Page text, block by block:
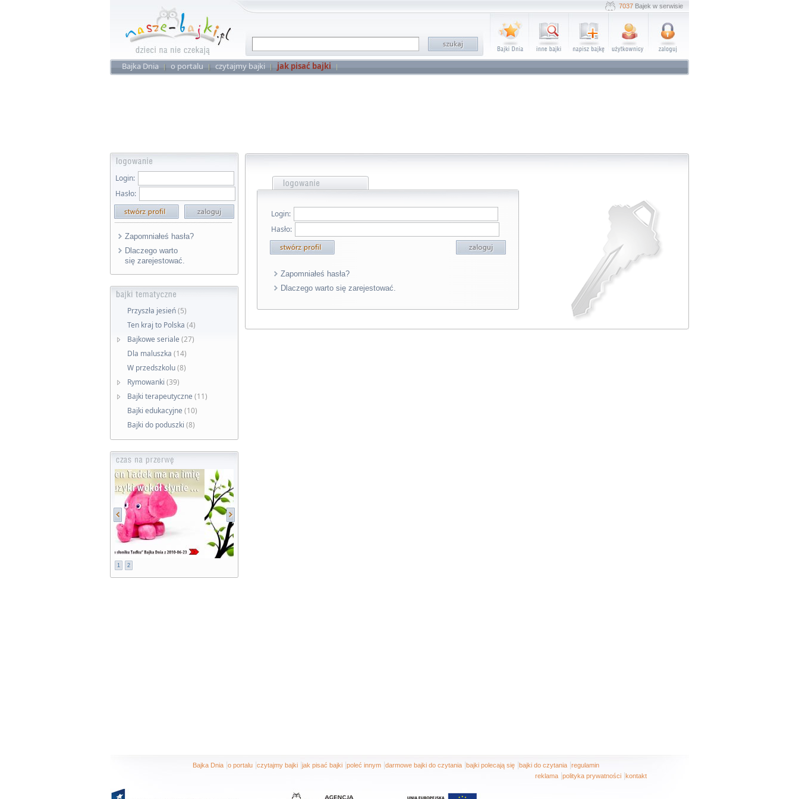
7037 Bajek w serwisie
Bajka Dnia o portalu czytajmy bajki jak pisać bajki
Login:
Hasło:
Zapomniałeś hasła?
Dlaczego warto
się zarejestować.
Przyszła jesień(5)
Ten kraj to Polska (4)
Bajkowe seriale (27)
Dla maluszka (14)
W przedszkolu(8)
Rymowanki (39)
Bajki terapeutyczne (11)
Bajki edukacyjne (10)
Bajki do poduszki (8)
1 2
Login:
Hasło:
Zapomniałeś hasła?
Dlaczego warto się zarejestować.
Bajka Dnia o portalu czytajmy bajki jak pisać bajki poleć innym darmowe bajki do czytania bajki polecają się bajki do czytania regulamin
reklama polityka prywatności kontakt